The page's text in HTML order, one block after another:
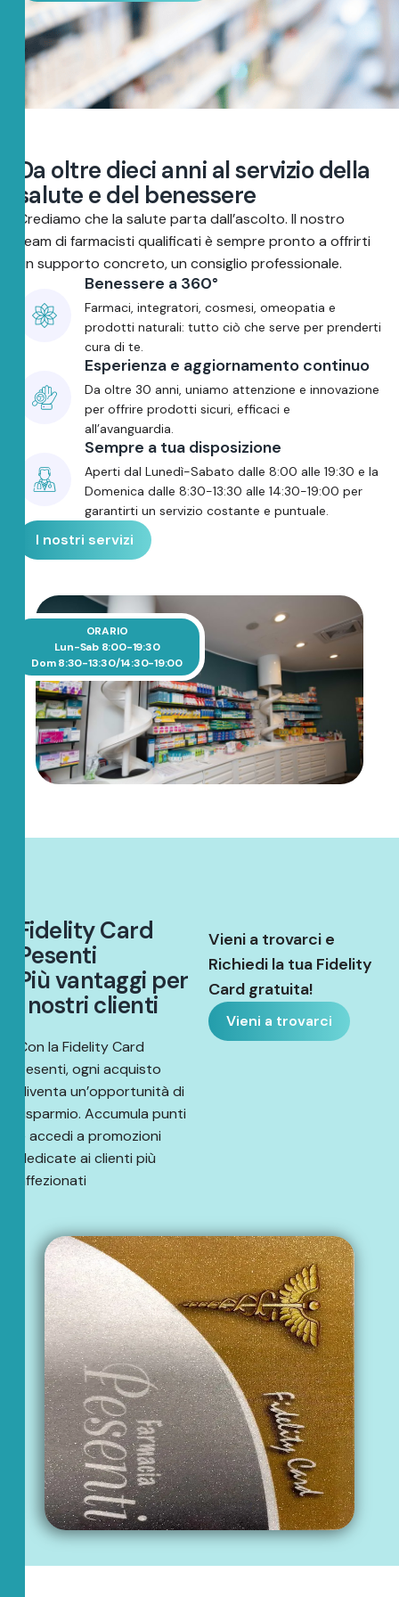
Da oltre dieci anni alservizio della
salute e del benessere
Crediamo che la salute parta dall’ascolto. Il nostro
team di farmacisti qualificati è sempre pronto a offrirti
un supporto concreto, un consiglio professionale.
Benessere a 360°
Farmaci, integratori, cosmesi, omeopatia e
prodotti naturali: tutto ciò che serve per prenderti
cura di te.
Esperienza e aggiornamento continuo
Da oltre 30 anni, uniamo attenzione e innovazione
per offrire prodotti sicuri, efficaci e
all’avanguardia.
Sempre a tua disposizione
Aperti dal Lunedì-Sabato dalle 8:00 alle 19:30 e la
Domenica dalle 8:30-13:30 alle 14:30-19:00 per
garantirti un servizio costante e puntuale.
I nostri servizi
ORARIO
Lun-Sab 8:00-19:30
Dom 8:30-13:30/14:30-19:00
FidelityCard
Pesenti
Piùvantaggi per
nostri clienti
Con la Fidelity Card
Pesenti, ogni acquisto
diventa un’opportunità di
risparmio. Accumula punti
e accedi a promozioni
dedicate ai clienti più
affezionati
Vieni a trovarci e
Richiedi la tua Fidelity
Card gratuita!
Vieni a trovarci